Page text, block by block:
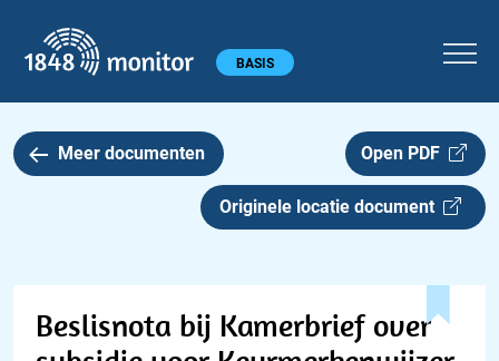
Hoofdmenu BASIS
Meer documenten Open PDF
Originele locatie document
Beslisnota bij Kamerbrief over